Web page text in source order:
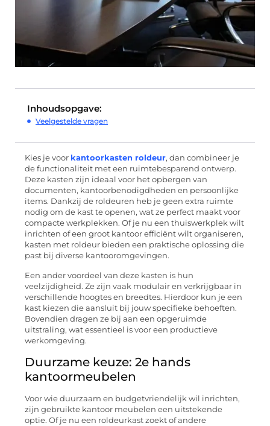
Inhoudsopgave:
Veelgestelde vragen
Kies je voor kantoorkasten roldeur, dan combineer je
de functionaliteit met een ruimtebesparend ontwerp.
Deze kasten zijn ideaal voor het opbergen van
documenten, kantoorbenodigdheden en persoonlijke
items. Dankzij de roldeuren heb je geen extra ruimte
nodig om de kast te openen, wat ze perfect maakt voor
compacte werkplekken. Of je nu een thuiswerkplek wilt
inrichten of een groot kantoor efficiënt wilt organiseren,
kasten met roldeur bieden een praktische oplossing die
past bij diverse kantooromgevingen.
Een ander voordeel van deze kasten is hun
veelzijdigheid. Ze zijn vaak modulair en verkrijgbaar in
verschillende hoogtes en breedtes. Hierdoor kun je een
kast kiezen die aansluit bij jouw specifieke behoeften.
Bovendien dragen ze bij aan een opgeruimde
uitstraling, wat essentieel is voor een productieve
werkomgeving.
Duurzame keuze: 2e hands
kantoormeubelen
Voor wie duurzaam en budgetvriendelijk wil inrichten,
zijn gebruikte kantoor meubelen een uitstekende
optie. Of je nu een roldeurkast zoekt of andere